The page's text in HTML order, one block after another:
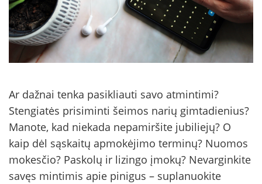
Ar dažnai tenka pasikliauti savo atmintimi?
Stengiatės prisiminti šeimos narių gimtadienius?
Manote, kad niekada nepamiršite jubiliejų? O
kaip dėl sąskaitų apmokėjimo terminų? Nuomos
mokesčio? Paskolų ir lizingo įmokų? Nevarginkite
savęs mintimis apie pinigus – suplanuokite